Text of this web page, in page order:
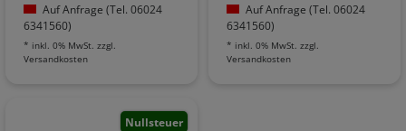
Auf Anfrage (Tel. 06024
6341560)
* inkl. 0% MwSt. zzgl.
Versandkosten
Auf Anfrage (Tel. 06024
6341560)
* inkl. 0% MwSt. zzgl.
Versandkosten
Nullsteuer